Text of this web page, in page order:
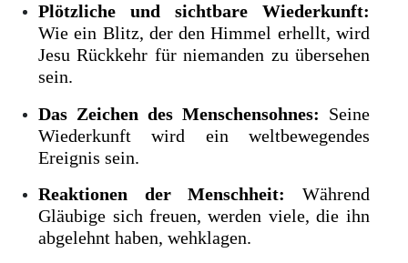
Plötzliche und sichtbare Wiederkunft:
Wie ein Blitz, der den Himmel erhellt, wird
Jesu Rückkehr für niemanden zu übersehen
sein.
Das Zeichen des Menschensohnes: Seine
Wiederkunft wird ein weltbewegendes
Ereignis sein.
Reaktionen der Menschheit:
Während
Gläubige sich freuen, werden viele, die ihn
abgelehnt haben, wehklagen.